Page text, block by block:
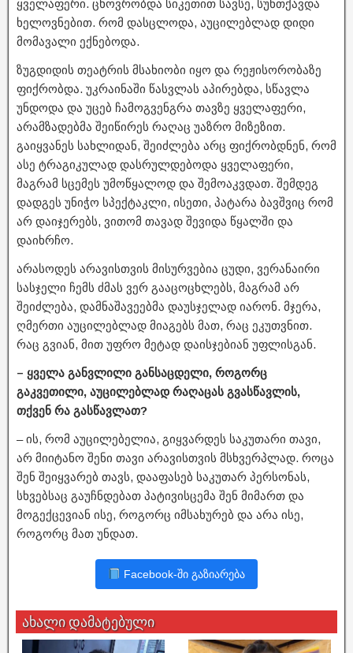
ყველაფერი. ცხოვრობდა სიკეთით სავსე, სუნთქავდა
ხელოვნებით. რომ დასცლოდა, აუცილებლად დიდი
მომავალი ექნებოდა.
ზუგდიდის თეატრის მსახიობი იყო და რეჟისორობაზე
ფიქრობდა. უკრაინაში წასვლას აპირებდა, სწავლა
უნდოდა და უცებ ჩამოგვენგრა თავზე ყველაფერი,
არამზადებმა შეიწირეს რაღაც უაზრო მიზეზით.
გაიყვანეს სახლიდან, შეიძლება არც ფიქრობდნენ, რომ
ასე ტრაგიკულად დასრულდებოდა ყველაფერი,
მაგრამ სცემეს უმოწყალოდ და შემოაკვდათ. შემდეგ
დადგეს უნიჭო სპექტაკლი, ისეთი, პატარა ბავშვიც რომ
არ დაიჯერებს, ვითომ თავად შევიდა წყალში და
დაიხრჩო.
არასოდეს არავისთვის მისურვებია ცუდი, ვერანაირი
სასჯელი ჩემს ძმას ვერ გააცოცხლებს, მაგრამ არ
შეიძლება, დამნაშავეებმა დაუსჯელად იარონ. მჯერა,
ღმერთი აუცილებლად მიაგებს მათ, რაც ეკუთვნით.
რაც გვიან, მით უფრო მეტად დაისჯებიან უფლისგან.
– ყველა განვლილი განსაცდელი, როგორც
გაკვეთილი, აუცილებლად რაღაცას გვასწავლის,
თქვენ რა გასწავლათ?
– ის, რომ აუცილებელია, გიყვარდეს საკუთარი თავი,
არ მიიტანო შენი თავი არავისთვის მსხვერპლად. როცა
შენ შეიყვარებ თავს, დააფასებ საკუთარ პერსონას,
სხვებსაც გაუჩნდებათ პატივისცემა შენ მიმართ და
მოგექცევიან ისე, როგორც იმსახურებ და არა ისე,
როგორც მათ უნდათ.
Facebook-ში გაზიარება
ახალი დამატებული